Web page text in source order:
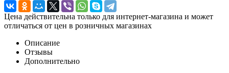
Цена действительна только для интернет-магазина и может
отличаться от цен в розничных магазинах
Описание
Отзывы
Дополнительно